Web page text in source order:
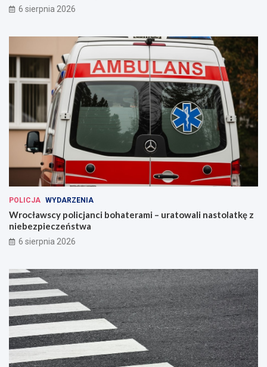
6 sierpnia 2026
POLICJA WYDARZENIA
Wrocławscy policjanci bohaterami – uratowali nastolatkę z
niebezpieczeństwa
6 sierpnia 2026